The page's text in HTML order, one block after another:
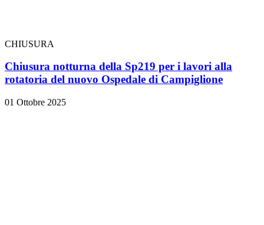
CHIUSURA
Chiusura notturna della Sp219 per i lavori alla
rotatoria del nuovo Ospedale di Campiglione
01 Ottobre 2025